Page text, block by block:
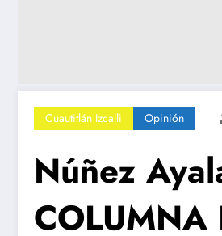
Cuautitlán Izcalli Opinión
Núñez
COLUMNA